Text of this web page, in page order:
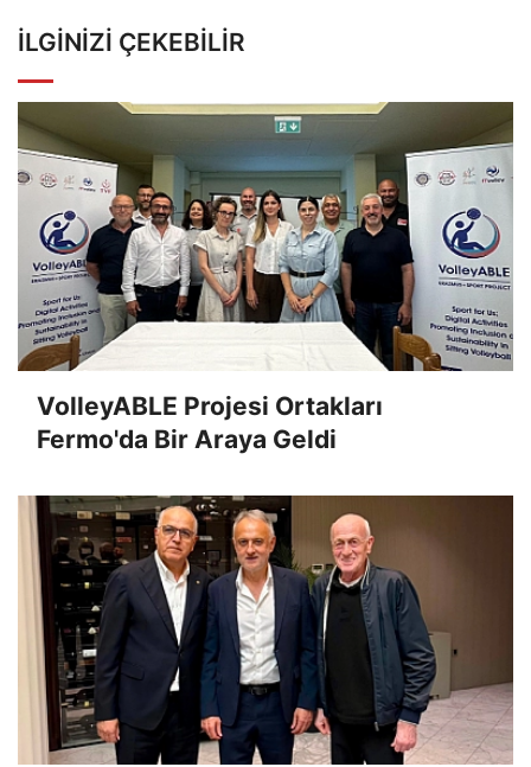
İLGINIZI ÇEKEBILIR
VolleyABLE Projesi Ortakları
Fermo'da Bir Araya Geldi